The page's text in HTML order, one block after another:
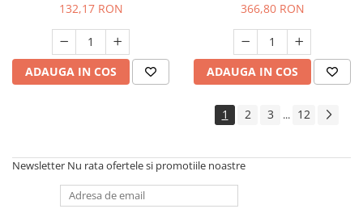
132,17 RON
ADAUGA IN COS
366,80 RON
ADAUGA IN COS
1 2 3 ... 12
Newsletter Nu rata ofertele si promotiile noastre